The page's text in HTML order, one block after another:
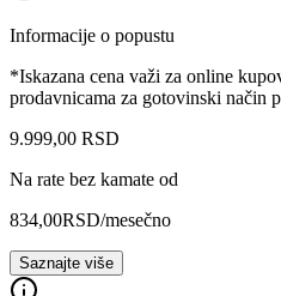
Informacije o popustu
*Iskazana cena važi za online
prodavnicama za gotovinski način
9.999,00 RSD
Na rate bez kamate od
834,00RSD/mesečno
Saznajte više